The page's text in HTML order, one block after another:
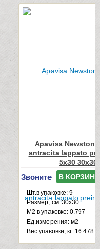
Apavisa
antracita lappato
5x30 30x30
Звоните В КОРЗИНУ
Шт.в упаковке: 9
Размер, см: 30x30
М2 в упаковке: 0.797
Ед.измерения: м2
Веc упаковки, кг: 16.478